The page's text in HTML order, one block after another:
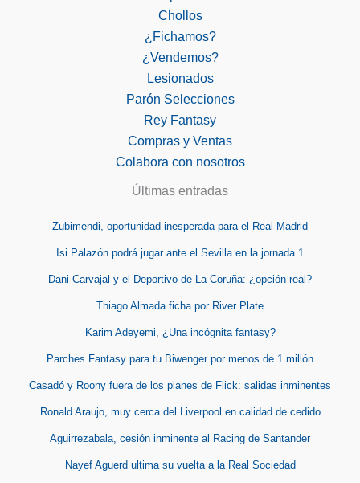
Chollos
¿Fichamos?
¿Vendemos?
Lesionados
Parón Selecciones
Rey Fantasy
Compras y Ventas
Colabora con nosotros
Últimas entradas
Zubimendi, oportunidad inesperada para el Real Madrid
Isi Palazón podrá jugar ante el Sevilla en la jornada 1
Dani Carvajal y el Deportivo de La Coruña: ¿opción real?
Thiago Almada ficha por River Plate
Karim Adeyemi, ¿Una incógnita fantasy?
Parches Fantasy para tu Biwenger por menos de 1 millón
Casadó y Roony fuera de los planes de Flick: salidas inminentes
Ronald Araujo, muy cerca del Liverpool en calidad de cedido
Aguirrezabala, cesión inminente al Racing de Santander
Nayef Aguerd ultima su vuelta a la Real Sociedad